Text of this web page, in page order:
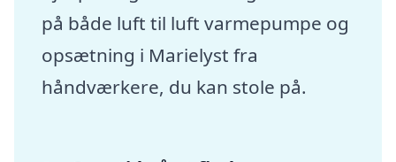
på både luft til luft varmepumpe og
opsætning i Marielyst fra
håndværkere, du kan stole på.